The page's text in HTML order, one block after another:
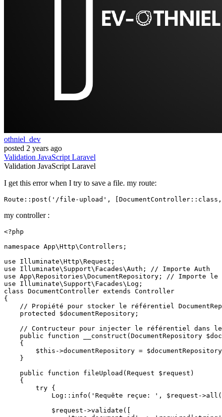
othniel_dev
posted 2 years ago
Validation JavaScriptLaravel
Validation JavaScriptLaravel
I get this error when I try to save a file. my route:
Route::post ( '/file-upload' , [DocumentController:: class
my controller :
<?php
namespace App\Http\Controllers ;
use
Illuminate\Http\Request
use
Illuminate\ Support\ Facades\Auth ; // Importe Auth
use App\Repositories\DocumentRepository ; // Importe le
use
Illuminate\ Support\ Facades\ Log
class DocumentController extends Controller
{
// Propiété pour stocker le référentiel
protected
$documentRepository ;
// Contructeur pour injecter le référentiel dans
public
function __construct ( DocumentRepository
{
$this ->documentRepository = $documentRepository
    }
public
function fileUpload ( Request $request )
{
try {
Log :: info ( 'Requête reçue: ' , $request ->all
$request ->validate ([